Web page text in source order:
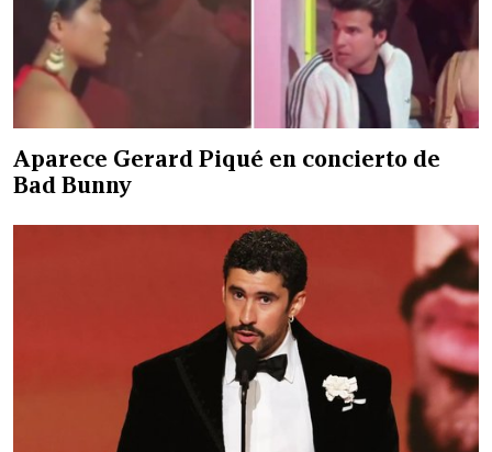
Aparece Gerard Piqué en concierto de
Bad Bunny